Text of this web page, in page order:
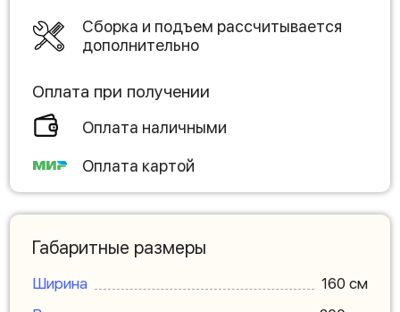
Сборка и подъем рассчитывается
дополнительно
Оплата при получении
Оплата наличными
Оплата картой
Габаритные размеры
Ширина
160 см